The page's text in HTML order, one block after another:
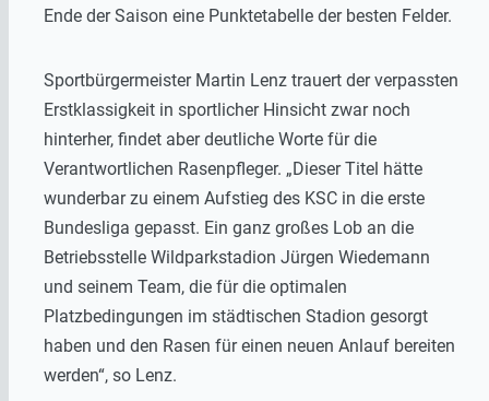
Ende der Saison eine Punktetabelle der besten Felder.
Sportbürgermeister Martin Lenz trauert der verpassten
Erstklassigkeit in sportlicher Hinsicht zwar noch
hinterher, findet aber deutliche Worte für die
Verantwortlichen Rasenpfleger. „Dieser Titel hätte
wunderbar zu einem Aufstieg des KSC in die erste
Bundesliga gepasst. Ein ganz großes Lob an die
Betriebsstelle Wildparkstadion Jürgen Wiedemann
und seinem Team, die für die optimalen
Platzbedingungen im städtischen Stadion gesorgt
haben und den Rasen für einen neuen Anlauf bereiten
werden“, so Lenz.